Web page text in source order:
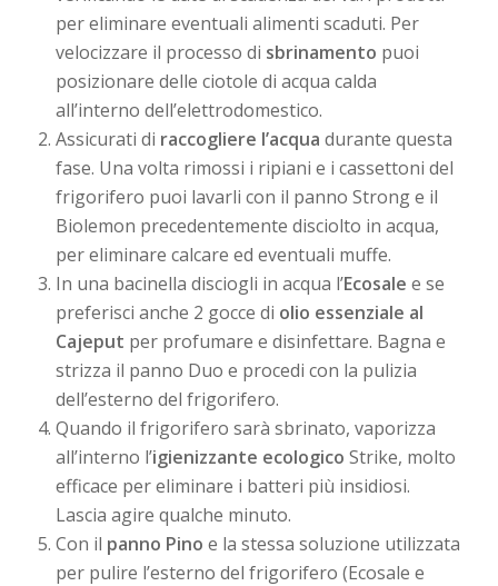
per eliminare eventuali alimenti scaduti. Per
velocizzare il processo di sbrinamento puoi
posizionare delle ciotole di acqua calda
all’interno dell’elettrodomestico.
Assicurati di raccogliere l’acqua durante questa
fase. Una volta rimossi i ripiani e i cassettoni del
frigorifero puoi lavarli con il panno Strong e il
Biolemon precedentemente disciolto in acqua,
per eliminare calcare ed eventuali muffe.
In una bacinella disciogli in acqua l’Ecosale e se
preferisci anche 2 gocce di olio essenziale al
Cajeput per profumare e disinfettare. Bagna e
strizza il panno Duo e procedi con la pulizia
dell’esterno del frigorifero.
Quando il frigorifero sarà sbrinato, vaporizza
all’interno l’igienizzante ecologico Strike, molto
efficace per eliminare i batteri più insidiosi.
Lascia agire qualche minuto.
Con il panno Pino e la stessa soluzione utilizzata
per pulire l’esterno del frigorifero (Ecosale e